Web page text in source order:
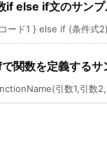
if else if文のサン
ード1 } else if (条件式
関数を定義するサ
引数1,引数